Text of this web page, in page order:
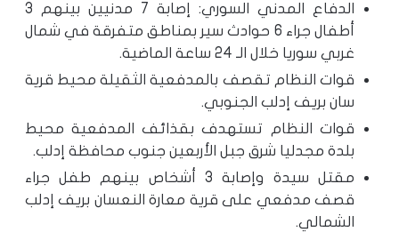
الدفاع المدني السوري: إصابة 7 مدنيين بينهم 3
أطفال جراء 6 حوادث سير بمناطق متفرقة في شمال
غربي سوريا خلال الـ 24 ساعة الماضية.
قوات النظام تقصف بالمدفعية الثقيلة محيط قرية
سان بريف إدلب الجنوبي.
قوات النظام تستهدف بقذائف المدفعية محيط
بلدة مجدليا شرق جبل الأربعين جنوب محافظة إدلب.
مقتل سيدة وإصابة 3 أشخاص بينهم طفل جراء
قصف مدفعي على قرية معارة النعسان بريف إدلب
الشمالي.